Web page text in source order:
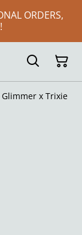
ORDERS,
x Trixie